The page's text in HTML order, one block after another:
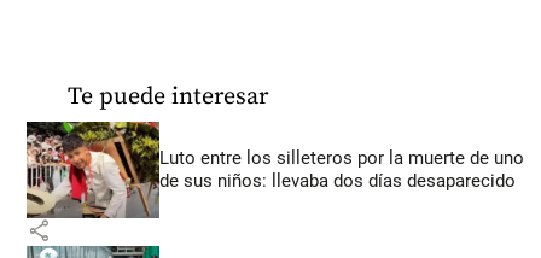
Te puede interesar
Luto entre los silleteros por la muerte de uno
de sus niños: llevaba dos días desaparecido
share